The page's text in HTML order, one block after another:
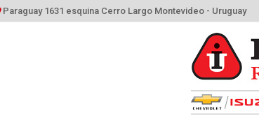
Paraguay 1631 esquina Cerro Largo Montevideo - Uruguay